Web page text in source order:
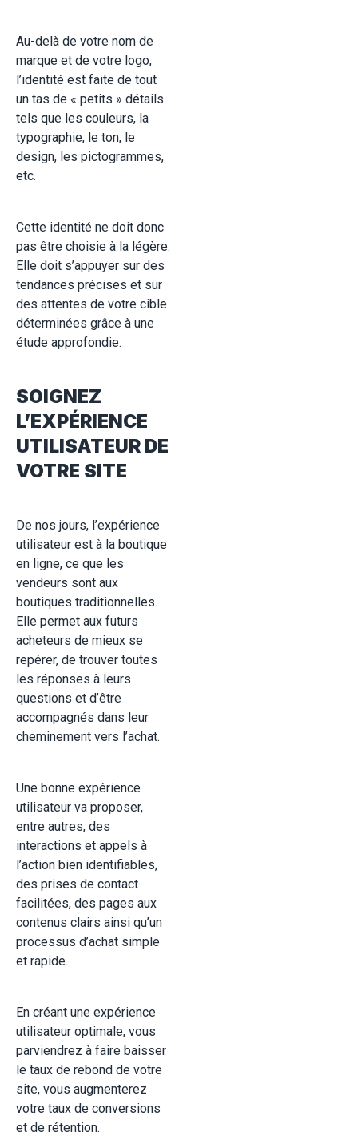
Au-delà de votre nom de
marque et de votre logo,
l’identité est faite de tout
un tas de « petits » détails
tels que les couleurs, la
typographie, le ton, le
design, les pictogrammes,
etc.
Cette identité ne doit donc
pas être choisie à la légère.
Elle doit s’appuyer sur des
tendances précises et sur
des attentes de votre cible
déterminées grâce à une
étude approfondie.
SOIGNEZ
L’EXPÉRIENCE
UTILISATEUR DE
VOTRE SITE
De nos jours, l’expérience
utilisateur est à la boutique
en ligne, ce que les
vendeurs sont aux
boutiques traditionnelles.
Elle permet aux futurs
acheteurs de mieux se
repérer, de trouver toutes
les réponses à leurs
questions et d’être
accompagnés dans leur
cheminement vers l’achat.
Une bonne expérience
utilisateur va proposer,
entre autres, des
interactions et appels à
l’action bien identifiables,
des prises de contact
facilitées, des pages aux
contenus clairs ainsi qu’un
processus d’achat simple
et rapide.
En créant une expérience
utilisateur optimale, vous
parviendrez à faire baisser
le taux de rebond de votre
site, vous augmenterez
votre taux de conversions
et de rétention.